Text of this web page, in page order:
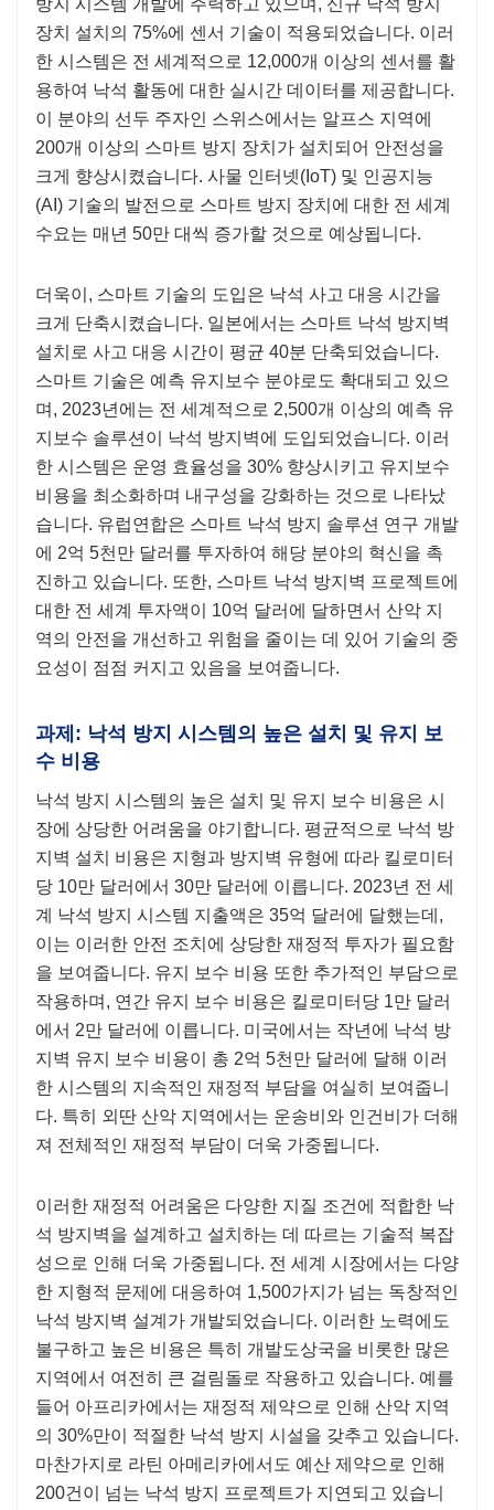
장치 설치의 75%에 센서 기술이 적용되었습니다. 이러
한 시스템은 전 세계적으로 12,000개 이상의 센서를 활
용하여 낙석 활동에 대한 실시간 데이터를 제공합니다.
이 분야의 선두 주자인 스위스에서는 알프스 지역에
200개 이상의 스마트 방지 장치가 설치되어 안전성을
크게 향상시켰습니다. 사물 인터넷(IoT) 및 인공지능
(AI) 기술의 발전으로 스마트 방지 장치에 대한 전 세계
수요는 매년 50만 대씩 증가할 것으로 예상됩니다.
더욱이, 스마트 기술의 도입은 낙석 사고 대응 시간을
크게 단축시켰습니다. 일본에서는 스마트 낙석 방지벽
설치로 사고 대응 시간이 평균 40분 단축되었습니다.
스마트 기술은 예측 유지보수 분야로도 확대되고 있으
며, 2023년에는 전 세계적으로 2,500개 이상의 예측 유
지보수 솔루션이 낙석 방지벽에 도입되었습니다. 이러
한 시스템은 운영 효율성을 30% 향상시키고 유지보수
비용을 최소화하며 내구성을 강화하는 것으로 나타났
습니다. 유럽연합은 스마트 낙석 방지 솔루션 연구 개발
에 2억 5천만 달러를 투자하여 해당 분야의 혁신을 촉
진하고 있습니다. 또한, 스마트 낙석 방지벽 프로젝트에
대한 전 세계 투자액이 10억 달러에 달하면서 산악 지
역의 안전을 개선하고 위험을 줄이는 데 있어 기술의 중
요성이 점점 커지고 있음을 보여줍니다.
과제: 낙석 방지 시스템의 높은 설치 및 유지 보
수 비용
낙석 방지 시스템의 높은 설치 및 유지 보수 비용은 시
장에 상당한 어려움을 야기합니다. 평균적으로 낙석 방
지벽 설치 비용은 지형과 방지벽 유형에 따라 킬로미터
당 10만 달러에서 30만 달러에 이릅니다. 2023년 전 세
계 낙석 방지 시스템 지출액은 35억 달러에 달했는데,
이는 이러한 안전 조치에 상당한 재정적 투자가 필요함
을 보여줍니다. 유지 보수 비용 또한 추가적인 부담으로
작용하며, 연간 유지 보수 비용은 킬로미터당 1만 달러
에서 2만 달러에 이릅니다. 미국에서는 작년에 낙석 방
지벽 유지 보수 비용이 총 2억 5천만 달러에 달해 이러
한 시스템의 지속적인 재정적 부담을 여실히 보여줍니
다. 특히 외딴 산악 지역에서는 운송비와 인건비가 더해
져 전체적인 재정적 부담이 더욱 가중됩니다.
이러한 재정적 어려움은 다양한 지질 조건에 적합한 낙
석 방지벽을 설계하고 설치하는 데 따르는 기술적 복잡
성으로 인해 더욱 가중됩니다. 전 세계 시장에서는 다양
한 지형적 문제에 대응하여 1,500가지가 넘는 독창적인
낙석 방지벽 설계가 개발되었습니다. 이러한 노력에도
불구하고 높은 비용은 특히 개발도상국을 비롯한 많은
지역에서 여전히 큰 걸림돌로 작용하고 있습니다. 예를
들어 아프리카에서는 재정적 제약으로 인해 산악 지역
의 30%만이 적절한 낙석 방지 시설을 갖추고 있습니다.
마찬가지로 라틴 아메리카에서도 예산 제약으로 인해
200건이 넘는 낙석 방지 프로젝트가 지연되고 있습니